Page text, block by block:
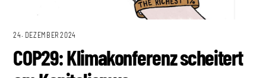
24. DEZEMBER 2024
COP29: Klimakonferenz scheitert